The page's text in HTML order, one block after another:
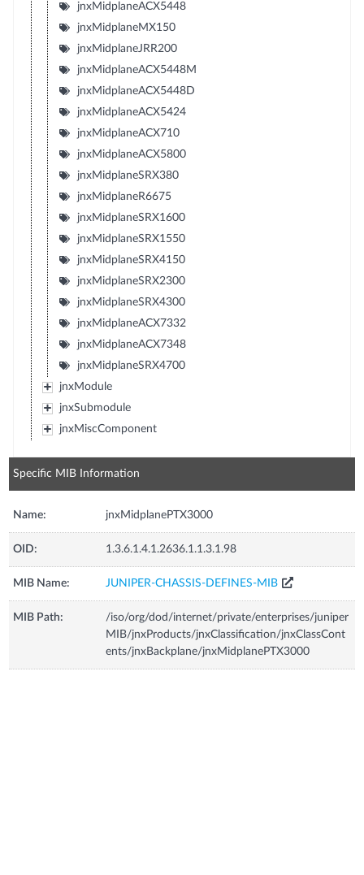
jnxMidplaneACX5448
jnxMidplaneMX150
jnxMidplaneJRR200
jnxMidplaneACX5448M
jnxMidplaneACX5448D
jnxMidplaneACX5424
jnxMidplaneACX710
jnxMidplaneACX5800
jnxMidplaneSRX380
jnxMidplaneR6675
jnxMidplaneSRX1600
jnxMidplaneSRX1550
jnxMidplaneSRX4150
jnxMidplaneSRX2300
jnxMidplaneSRX4300
jnxMidplaneACX7332
jnxMidplaneACX7348
jnxMidplaneSRX4700
jnxModule
jnxSubmodule
jnxMiscComponent
Specific MIB Information
Name: jnxMidplanePTX3000
OID: 1.3.6.1.4.1.2636.1.1.3.1.98
MIB Name: JUNIPER-CHASSIS-DEFINES-MIB
MIB Path:
/iso/org/dod/internet/private/enterprises/juniper
MIB/jnxProducts/jnxClassification/jnxClassCont
ents/jnxBackplane/jnxMidplanePTX3000